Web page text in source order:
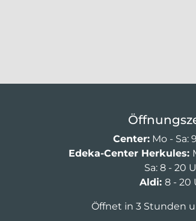
Center: Mo - Sa:
Edeka-Center Herkules:
Sa: 8 - 20
Aldi: 8 - 20
Öffnet in 3 Stunden